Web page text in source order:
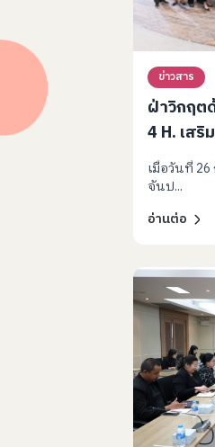
ข่าวสาร
ฝ่าวิกฤต
4 H. เสริ
เพื่ออนา
เมื่อวันที่
จันป...
อ่านต่อ